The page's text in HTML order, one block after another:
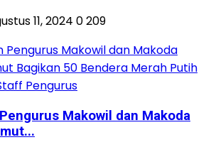
11, 2024 0209
Makowil dan Makoda